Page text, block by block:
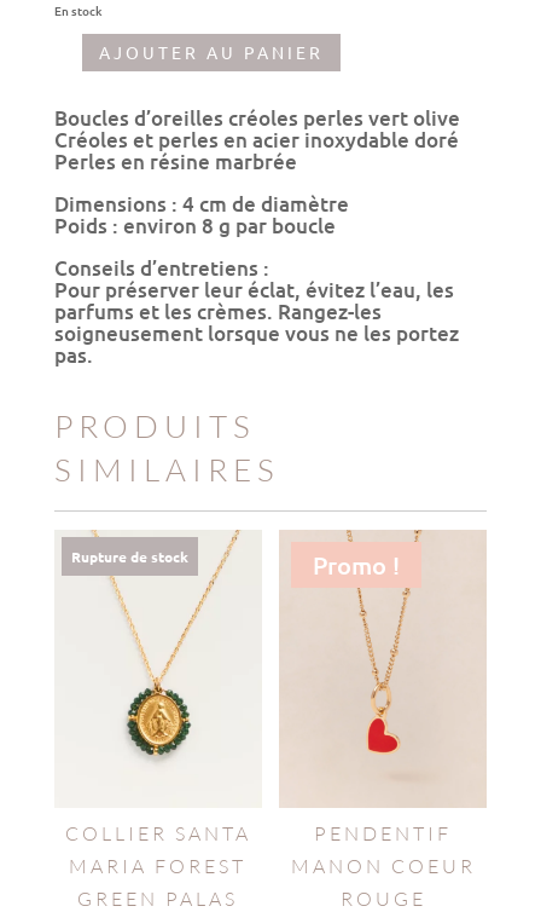
En stock
quantité
d'oreilles
Gigi
AJOUTER AU PANIER
Boucles d’oreilles créoles perles vert olive
Créoles et perles en acier inoxydable doré
Perles en résine marbrée
Dimensions : 4 cm de diamètre
Poids : environ 8 g par boucle
Conseils d’entretiens :
Pour préserver leur éclat, évitez l’eau, les
parfums et les crèmes. Rangez-les
soigneusement lorsque vous ne les portez
pas.
PRODUITS
SIMILAIRES
Rupture de stock
COLLIER SANTA
MARIA FOREST
GREEN PALAS
Promo !
PENDENTIF
MANON COEUR
ROUGE